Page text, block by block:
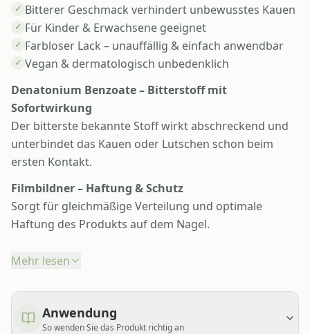
✓ Bitterer Geschmack verhindert unbewusstes Kauen
✓ Für Kinder & Erwachsene geeignet
✓ Farbloser Lack – unauffällig & einfach anwendbar
✓ Vegan & dermatologisch unbedenklich
Denatonium Benzoate – Bitterstoff mit
Sofortwirkung
Der bitterste bekannte Stoff wirkt abschreckend und
unterbindet das Kauen oder Lutschen schon beim
ersten Kontakt.
Filmbildner – Haftung & Schutz
Sorgt für gleichmäßige Verteilung und optimale
Haftung des Produkts auf dem Nagel.
Mehr lesen
Anwendung
So wenden Sie das Produkt richtig an